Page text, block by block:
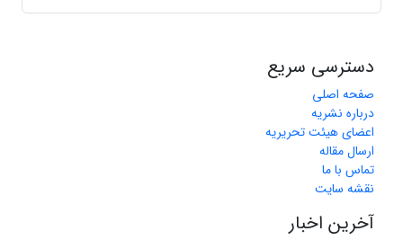
دسترسی سریع
صفحه اصلی
درباره نشریه
اعضای هیئت تحریریه
ارسال مقاله
تماس با ما
نقشه سایت
آخرین اخبار